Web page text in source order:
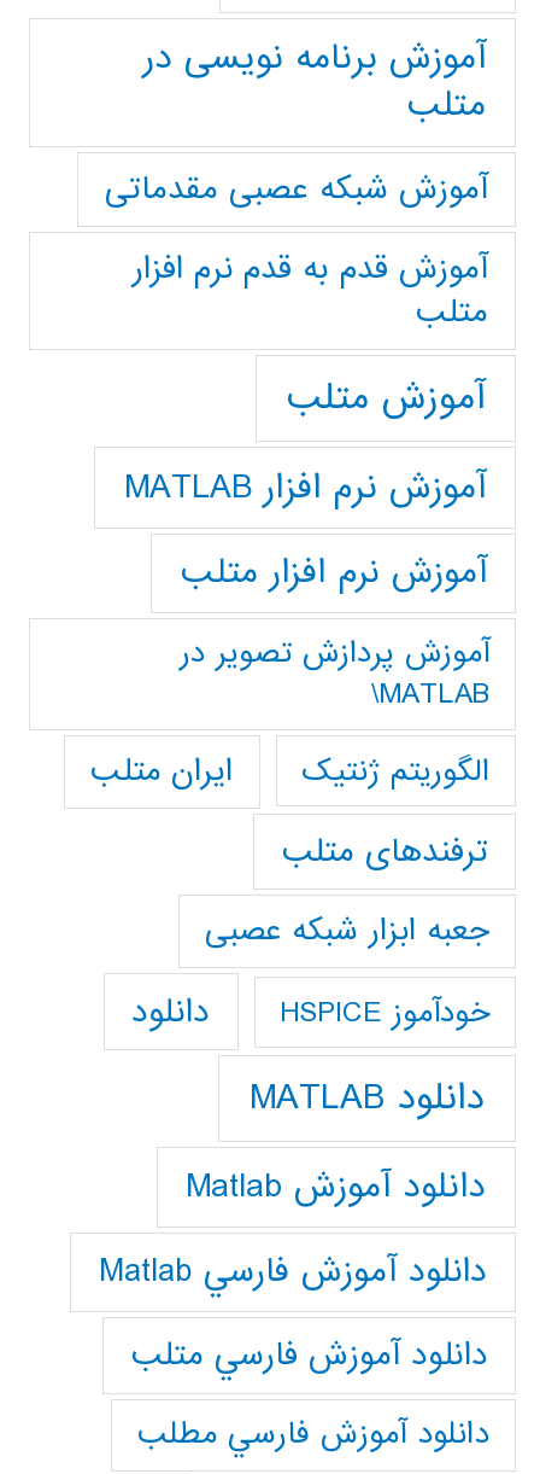
آموزش برنامه نویسی در
متلب
آموزش شبکه عصبی مقدماتی
آموزش قدم به قدم نرم افزار
متلب
آموزش متلب
آموزش نرم افزار MATLAB
آموزش نرم افزار متلب
آموزش پردازش تصوير در
MATLAB\
الگوریتم ژنتیک
ایران متلب
ترفندهای متلب
جعبه ابزار شبکه عصبی
خودآموز HSPICE دانلود
دانلود MATLAB
دانلود آموزش Matlab
دانلود آموزش فارسي Matlab
دانلود آموزش فارسي متلب
دانلود آموزش فارسي مطلب